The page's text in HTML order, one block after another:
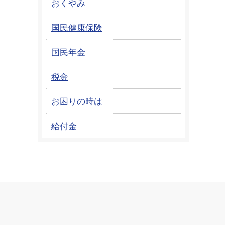
国民健康保険
国民年金
税金
お困りの時は
給付金